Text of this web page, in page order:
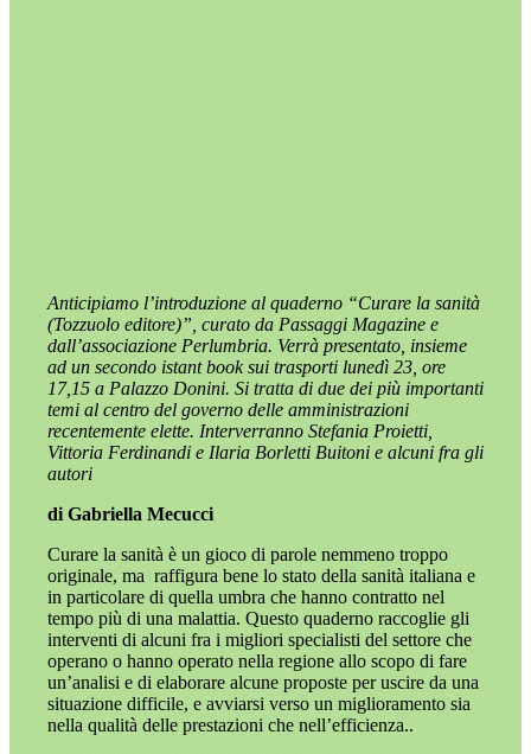
Anticipiamo l’introduzione al quaderno “Curare la sanità
(Tozzuolo editore)”, curato da Passaggi Magazine e
dall’associazione Perlumbria. Verrà presentato, insieme
ad un secondo istant book sui trasporti lunedì 23, ore
17,15 a Palazzo Donini. Si tratta di due dei più importanti
temi al centro del governo delle amministrazioni
recentemente elette. Interverranno Stefania Proietti,
Vittoria Ferdinandi e Ilaria Borletti Buitoni e alcuni fra gli
autori
di Gabriella Mecucci
Curare la sanità è un gioco di parole nemmeno troppo
originale, ma raffigura bene lo stato della sanità italiana e
in particolare di quella umbra che hanno contratto nel
tempo più di una malattia. Questo quaderno raccoglie gli
interventi di alcuni fra i migliori specialisti del settore che
operano o hanno operato nella regione allo scopo di fare
un’analisi e di elaborare alcune proposte per uscire da una
situazione difficile, e avviarsi verso un miglioramento sia
nella qualità delle prestazioni che nell’efficienza..